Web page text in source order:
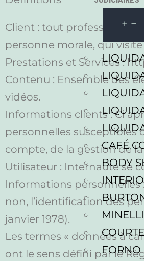
CAFÉ
BODY
MINELLI
FORNO
Client : tout professionnel
personne morale, qui
Prestations et Services :
Contenu : Ensemble des
vidéos.
Informations clients : Ci
personnelles susceptibles
compte, de la gestion de
Utilisateur : Internaute se
Informations
non, l’identification des
janvier 1978).
Les termes « données à
ont le sens défini par le